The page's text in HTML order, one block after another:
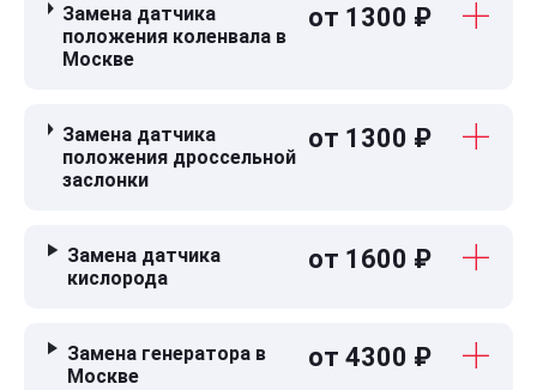
Замена датчика
положения коленвала в
Москве
от 1300 ₽
Замена датчика
положения дроссельной
заслонки
от 1300 ₽
Замена датчика
кислорода
от 1600 ₽
Замена генератора в
Москве
от 4300 ₽